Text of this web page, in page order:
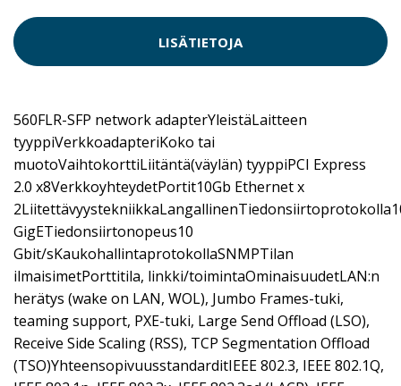
LISÄTIETOJA
560FLR-SFP network adapterYleistäLaitteen
tyyppiVerkkoadapteriKoko tai
muotoVaihtokorttiLiitäntä(väylän) tyyppiPCI Express
2.0 x8VerkkoyhteydetPortit10Gb Ethernet x
GigETiedonsiirtonopeus10
Gbit/sKaukohallintaprotokollaSNMPTilan
ilmaisimetPorttitila, linkki/toimintaOminaisuudetLAN:n
herätys (wake on LAN, WOL), Jumbo Frames-tuki,
teaming support, PXE-tuki, Large Send Offload (LSO),
Receive Side Scaling (RSS), TCP Segmentation Offload
(TSO)YhteensopivuusstandarditIEEE 802.3, IEEE 802.1Q,